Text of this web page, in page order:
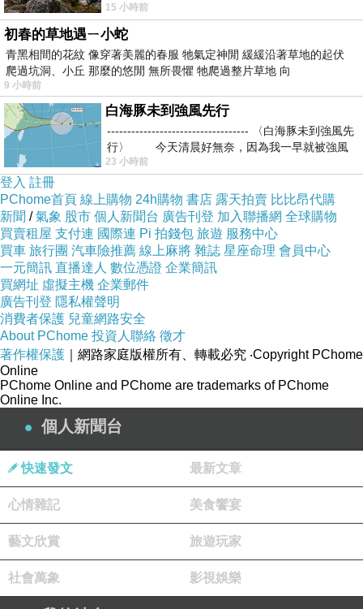
劉漢菁
2021-03-04 18:01:12
過完年了
老師迎新平安喜樂
祝好.平安.順心.
huanwm01
2021-03-04 15:24:53
汗馬糖：http://www.hamer.tw
小洋子
2021-03-03 14:05:19
插在衣襟上上掉下去耶~~~
15 小時前
初春的草地遇ㄧ小蛇
青黑相間的花紋 像穿著美麗的春服 牠氣定神閒 緩緩沿著草地的起伏
爬過坑洞、小丘 那麼的悠閒 無所畏懼 牠爬過整片草地 向
9 小時前
白海豚未到強風先行
----------------------------------- 〈白海豚未到強風先
行〉 今天清晨好無奈，因為我一早就被強風
23 小時前
登入 註冊
PChome首頁 線上購物 24h購物 書店 露天拍賣 比比昂代購
新聞 /氣象 股市 個人新聞台 廣告刊登 加入聯播網 全球購物
買賣租屋 支付連 國際連 Pi 拍錢包 旅遊 服務中心
買車 旅行團 汽車險推薦 線上麻將 雜誌 星座命理 會員中心
一元簡訊 直播達人 數位憑證 企業簡訊
買網址 虛擬主機 企業郵件
廣告刊登 隱私權聲明
消費者保護 兒童網路安全
About PChome 投資人聯絡 徵才
著作權保護 ｜網路家庭版權所有、轉載必究 ‧Copyright PChome
Online
PChome Online and PChome are trademarks of PChome
Online Inc.
個人新聞台
快速發文 最新文章
心情雜記 美食饗宴
藝文欣賞 旅遊玩家
社會萬象 影視娛樂